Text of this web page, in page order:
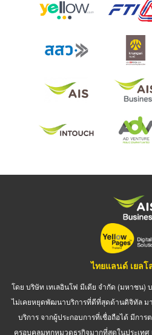
ไทยแลนด์ เยลโ
โดย บริษัท เทเลอินโฟ มีเดีย จำกัด (มหาชน)
ไม่เคยหยุดพัฒนาบริการที่ดีที่สุดด้านดิจิทัล ม
บริการ จากผู้ประกอบการที่เชื่อถือได้ มีกา
ครอบคลุมทุกหมวดธุรกิจมากที่สุดในประเทศ